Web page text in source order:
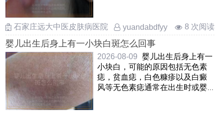
石家庄远大中医皮肤病医院
yuandabdfyy 8 次阅读
婴儿出生后身上有一小块白斑怎么回事
2026-08-09 婴儿出生后身上有一
小块白，可能的原因包括无色素
痣，贫血痣，白色糠疹以及白癜
风等无色素痣通常在出生时或婴